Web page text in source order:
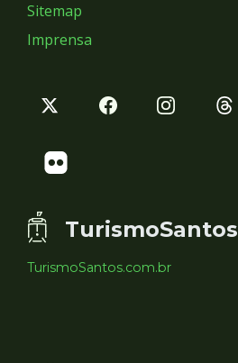
Sitemap
Imprensa
TurismoSantos
TurismoSantos.com.br